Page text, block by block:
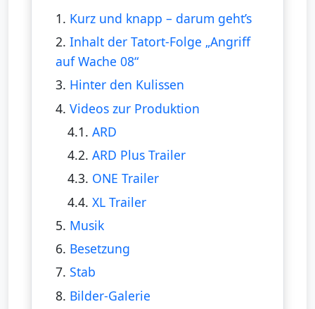
1. Kurz und knapp – darum geht’s
2. Inhalt der Tatort-Folge „Angriff
auf Wache 08“
3. Hinter den Kulissen
4. Videos zur Produktion
4.1.ARD
4.2.ARD Plus Trailer
4.3. ONE Trailer
4.4.XL Trailer
5. Musik
6. Besetzung
7. Stab
8. Bilder-Galerie